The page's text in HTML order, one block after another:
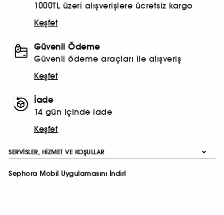
1000TL üzeri alışverişlere ücretsiz kargo
Keşfet
Güvenli Ödeme
Güvenli ödeme araçları ile alışveriş
Keşfet
İade
14 gün içinde iade
Keşfet
SERVISLER, HIZMET VE KOŞULLAR
Sephora Mobil Uygulamasını İndir!